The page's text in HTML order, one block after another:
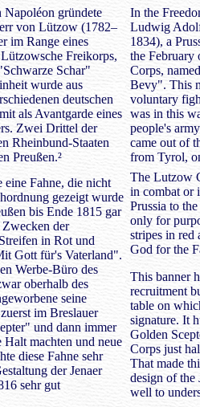
Napoléon gründete
von Lützow (1782–
im Range eines
Freikorps,
Schar"
wurde aus
deutschen
als Avantgarde eines
Zwei Drittel der
Rheinbund-Staaten
Preußen.²
In the
Ludwig
1834), a
the February
Corps,
Bevy". This
voluntary
was in this
people's
came out of
from Tyrol,
Fahne, die nicht
gezeigt wurde
bis Ende 1815 gar
Zwecken der
in Rot und
Gott für's Vaterland".
Werbe-Büro des
oberhalb des
seine
im Breslauer
und dann immer
machten und neue
diese Fahne sehr
der Jenaer
sehr gut
The Lutzow
in combat or
Prussia to
only for
stripes in red
God for the
This banner
recruitment
table on
signature. It
Golden
Corps just
That made
design of the
well to